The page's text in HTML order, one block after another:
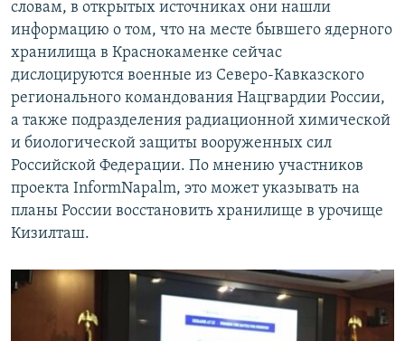
словам, в открытых источниках они нашли
информацию о том, что на месте бывшего ядерного
хранилища в Краснокаменке сейчас
дислоцируются военные из Северо-Кавказского
регионального командования Нацгвардии России,
а также подразделения радиационной химической
и биологической защиты вооруженных сил
Российской Федерации. По мнению участников
проекта InformNapalm, это может указывать на
планы России восстановить хранилище в урочище
Кизилташ.